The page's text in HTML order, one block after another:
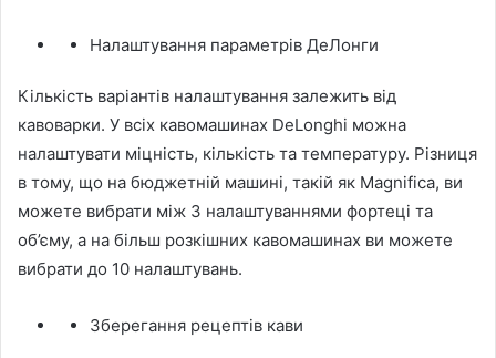
Налаштування параметрів ДеЛонги
Кількість варіантів налаштування залежить від
кавоварки. У всіх кавомашинах DeLonghi можна
налаштувати міцність, кількість та температуру. Різниця
в тому, що на бюджетній машині, такій як Magnifica, ви
можете вибрати між 3 налаштуваннями фортеці та
об’єму, а на більш розкішних кавомашинах ви можете
вибрати до 10 налаштувань.
Зберегання рецептів кави